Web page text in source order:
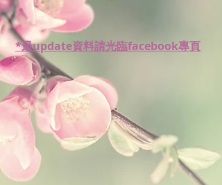
*最update資料請光臨facebook專頁